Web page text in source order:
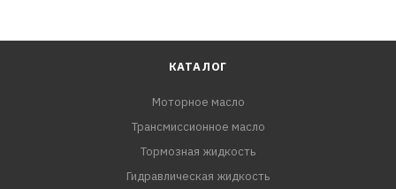
КАТАЛОГ
Моторное масло
Трансмиссионное масло
Тормозная жидкость
Гидравлическая жидкость